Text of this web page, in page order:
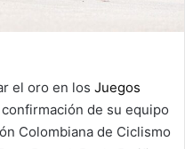
el oro en los Juegos
de su equipo
Colombiana de Ciclismo